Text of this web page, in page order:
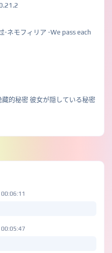
-ネモフィリア -We pass each
藏的秘密 彼女が隠している秘密